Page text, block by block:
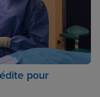
pour